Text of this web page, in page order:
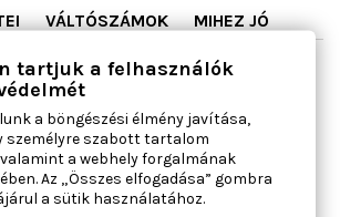
VÁLTÓSZÁMOK MIHEZ JÓ
tartjuk a felhasználók
a böngészési élmény javítása,
személyre szabott tartalom
a webhely forgalmának
Az „Összes elfogadása” gombra
a sütik használatához.